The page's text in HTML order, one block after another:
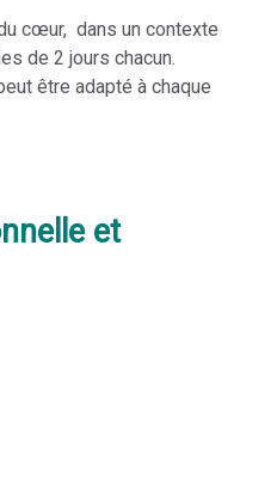
cœur, dans un contexte
de 2 jours chacun.
être adapté à chaque
et